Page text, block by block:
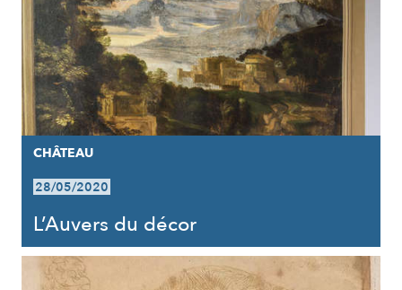
CHÂTEAU
28/05/2020
L’Auvers du décor